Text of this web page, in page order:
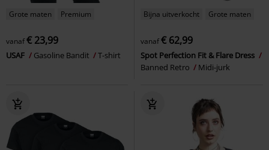
Grote maten Premium
vanaf€ 23,99
USAF Gasoline Bandit T-shirt
Bijna uitverkocht Grote maten
vanaf€ 62,99
Spot Perfection Fit & Flare Dress
Banned Retro
Midi-jurk